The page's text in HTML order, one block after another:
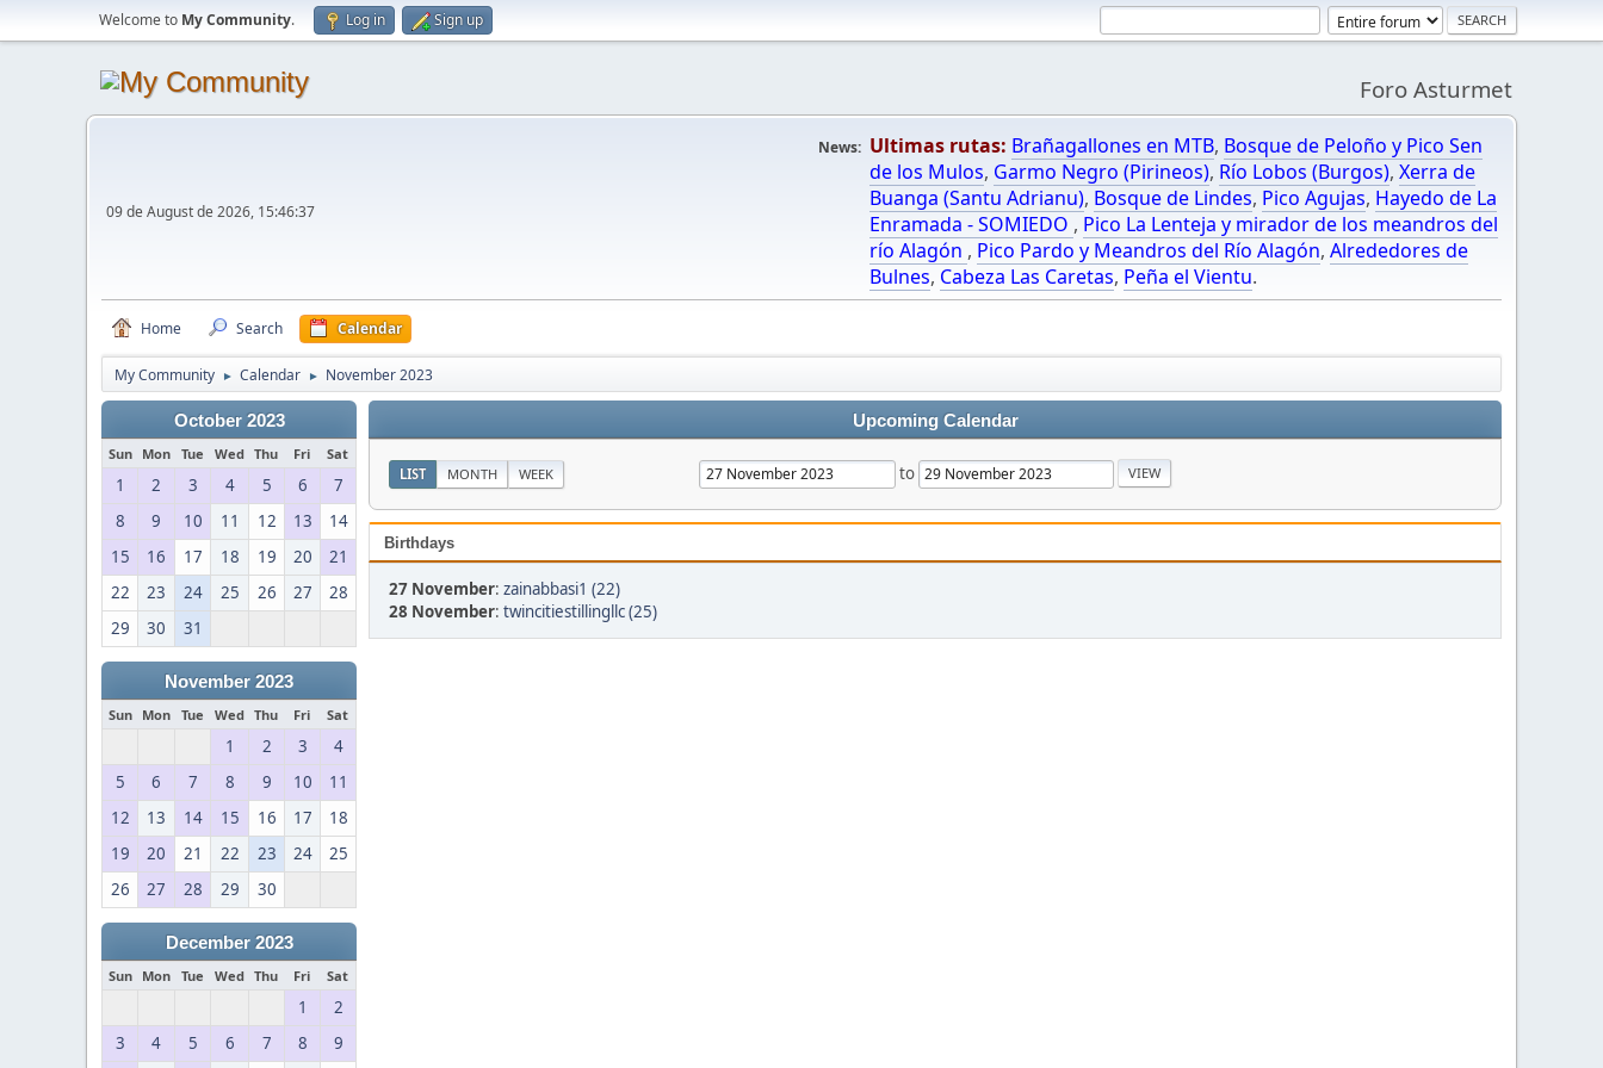
Welcome to My Community. Log in Sign up
Foro Asturmet
09 de August de 2026, 15:46:37
News: Ultimas rutas: Brañagallones en MTB, Bosque de Peloño y Pico Sen
de los Mulos, Garmo Negro (Pirineos), Río Lobos (Burgos), Xerra de
Buanga (Santu Adrianu), Bosque de Lindes, Pico Agujas, Hayedo de La
Enramada - SOMIEDO , Pico La Lenteja y mirador de los meandros del
río Alagón , Pico Pardo y Meandros del Río Alagón, Alrededores de
Bulnes, Cabeza Las Caretas, Peña el Vientu.
Home Search Calendar
My Community ► Calendar ► November 2023
October 2023
Sun Mon Tue Wed Thu Fri Sat
1 2 3 4 5 6
7
8
9 10 11 12 13
14
15
16 17 18 19 20
21
22
23 24 25 26 27
28
29
30 31
November 2023
Sun Mon Tue Wed Thu Fri Sat
1 2 3
4
5
6 7 8 9 10
11
12
13 14 15 16 17
18
19
20 21 22 23 24
25
26
27 28 29 30
December 2023
Sun Mon Tue Wed Thu Fri Sat
1
2
3
4 5 6 7 8 9
Upcoming Calendar
LIST MONTH WEEK to
Birthdays
27 November: zainabbasi1 (22)
28 November: twincitiestillingllc (25)